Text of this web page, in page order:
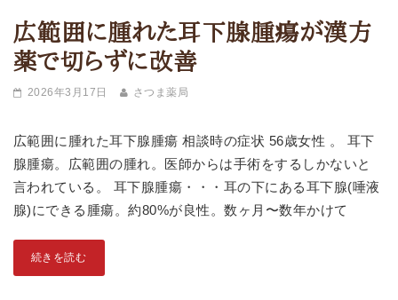
広範囲に腫れた耳下腺腫瘍が漢方
薬で切らずに改善
2026年3月17日 さつま薬局
広範囲に腫れた耳下腺腫瘍 相談時の症状 56歳女性 。 耳下
腺腫瘍。広範囲の腫れ。医師からは手術をするしかないと
言われている。 耳下腺腫瘍・・・耳の下にある耳下腺(唾液
腺)にできる腫瘍。約80%が良性。数ヶ月〜数年かけて
続きを読む